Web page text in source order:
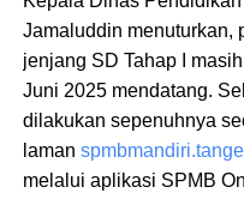
Jamaluddin menuturkan,
jenjang SD Tahap I
Juni 2025 mendatang.
dilakukan sepenuhnya
laman
melalui aplikasi SPMB